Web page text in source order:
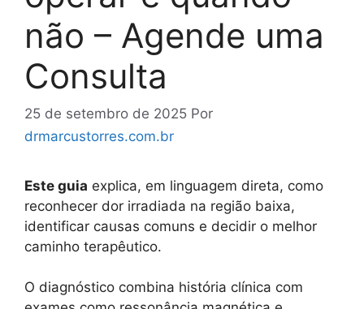
não – Agende uma
Consulta
25 de setembro de 2025 Por
drmarcustorres.com.br
Este guia explica, em linguagem direta, como
reconhecer dor irradiada na região baixa,
identificar causas comuns e decidir o melhor
caminho terapêutico.
O diagnóstico combina história clínica com